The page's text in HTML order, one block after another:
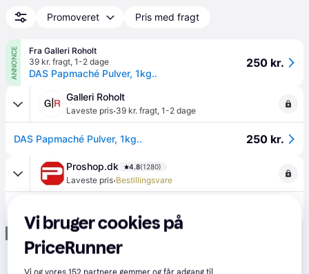
Promoveret Pris med fragt
ANNONCE
Fra Galleri Roholt
39 kr. fragt, 1-2 dage
DAS Papmaché Pulver, 1kg..
250 kr.
Galleri Roholt
Laveste pris·39 kr. fragt, 1-2 dage
DAS Papmaché Pulver, 1kg.. 250 kr.
Proshop.dk 4.8(1280)
Laveste pris·Bestillingsvare
Annonce
Vi bruger cookies på
PriceRunner